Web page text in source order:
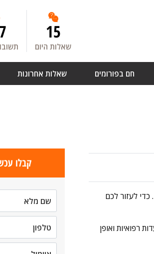
15
שאלות היום
חם בפורומים שאלות אחרונות
כדי לעזור לכם
רפואיות ואופן
קבלו